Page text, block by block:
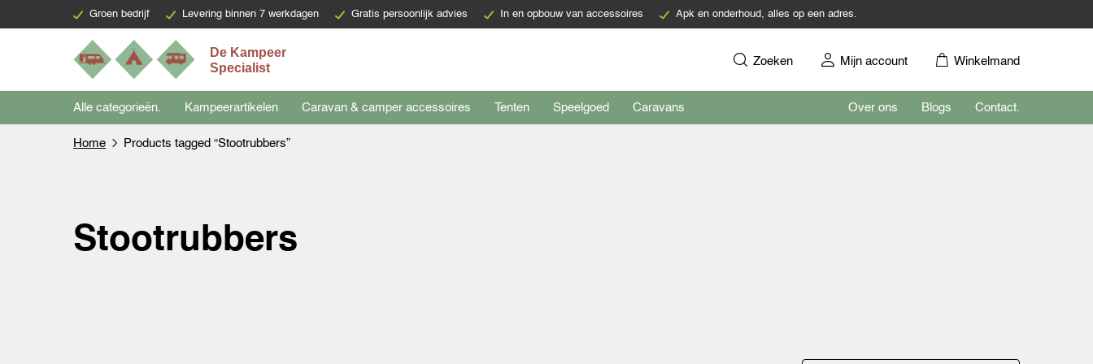
Groen bedrijf Levering binnen 7 werkdagen Gratis persoonlijk advies In en opbouw van accessoires Apk en onderhoud, alles op een adres.
Zoeken Mijn account Winkelmand
Alle categorieën. Kampeerartikelen Caravan & camper accessoires Tenten Speelgoed Caravans Over ons Blogs Contact.
Home Products tagged “Stootrubbers”
Stootrubbers